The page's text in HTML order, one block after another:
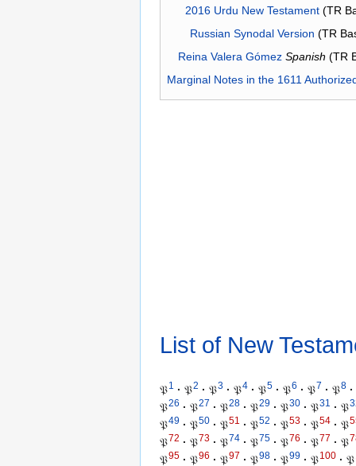
2016 Urdu New Testament(TR
Russian Synodal Version (TR
Reina Valera Gómez Spanish (TR
Marginal Notes in the 1611
List of New
𝔓1 · 𝔓2 · 𝔓3 · 𝔓4 · 𝔓5 · 𝔓6 · 𝔓7 · 𝔓8 ·
𝔓26 · 𝔓27 · 𝔓28 · 𝔓29 · 𝔓30 · 𝔓31 · 𝔓
𝔓49 · 𝔓50 · 𝔓51 · 𝔓52 · 𝔓53 · 𝔓54 · 𝔓
𝔓72 · 𝔓73 · 𝔓74 · 𝔓75 · 𝔓76 · 𝔓77 · 𝔓
𝔓95 · 𝔓96 · 𝔓97 · 𝔓98 · 𝔓99 · 𝔓100 · 𝔓